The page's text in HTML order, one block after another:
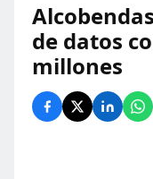
de datos
millones